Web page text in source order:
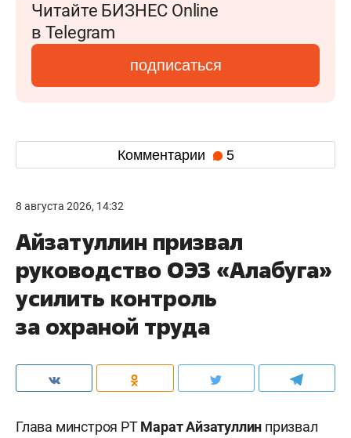
Читайте БИЗНЕС Online
в Telegram
подписаться
Комментарии 5
8 августа 2026, 14:32
Айзатуллин призвал
руководство ОЭЗ «Алабуга»
усилить контроль
за охраной труда
Глава минстроя РТМарат Айзатуллин призвал